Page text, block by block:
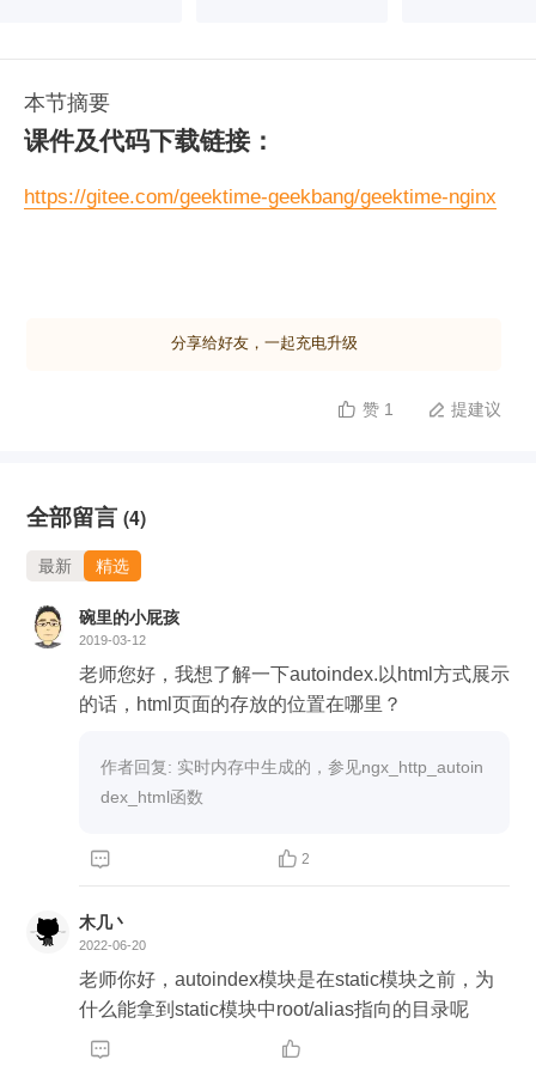
本节摘要
课件及代码下载链接：
https://gitee.com/geektime-geekbang/geektime-nginx
分享给好友，一起充电升级
 赞 1  提建议
全部留言 (4)
最新 精选
碗里的小屁孩
2019-03-12
老师您好，我想了解一下autoindex.以html方式展示
的话，html页面的存放的位置在哪里？
作者回复: 实时内存中生成的，参见ngx_http_autoin
dex_html函数
  2
木几丶
2022-06-20
老师你好，autoindex模块是在static模块之前，为
什么能拿到static模块中root/alias指向的目录呢
 